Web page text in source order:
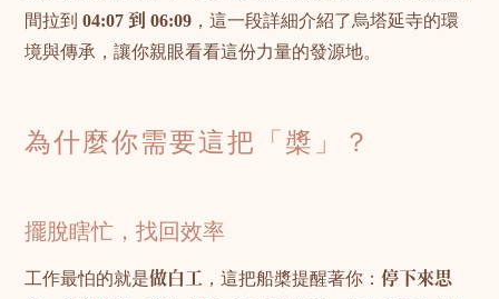
間拉到 04:07 到 06:09 ，這一段詳細介紹了烏塔延寺的環
境與傳承，讓你親眼看看這份力量的發源地。
為什麼你需要這把「槳」？
擺脫瞎忙，找回效率
工作最怕的就是做白工 ，這把船槳提醒著你： 停下來思